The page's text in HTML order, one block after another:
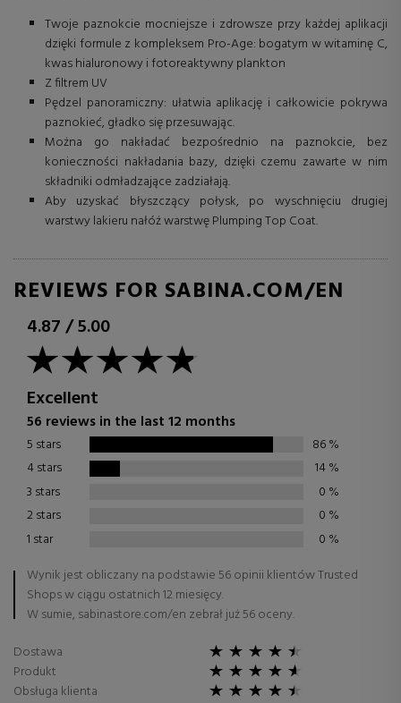
Twoje paznokcie mocniejsze i zdrowsze przy każdej aplikacji
dzięki formule z kompleksem Pro-Age: bogatym w witaminę C,
kwas hialuronowy i fotoreaktywny plankton
Z filtrem UV
Pędzel panoramiczny: ułatwia aplikację i całkowicie pokrywa
paznokieć, gładko się przesuwając.
Można go nakładać bezpośrednio na paznokcie, bez
konieczności nakładania bazy, dzięki czemu zawarte w nim
składniki odmładzające zadziałają.
Aby uzyskać błyszczący połysk, po wyschnięciu drugiej
warstwy lakieru nałóż warstwę Plumping Top Coat.
REVIEWS FOR SABINA.COM/EN
4.87/5.00
Excellent
56 reviews in the last 12 months
5 stars 86%
4 stars
14%
3 stars
0 %
2 stars
0 %
1 star
0 %
Wynik jest obliczany na podstawie 56 opinii klientów Trusted
Shops w ciągu ostatnich 12 miesięcy.
W sumie, sabinastore.com/en zebrał już 56 oceny.
Dostawa
Produkt
Obsługa klienta